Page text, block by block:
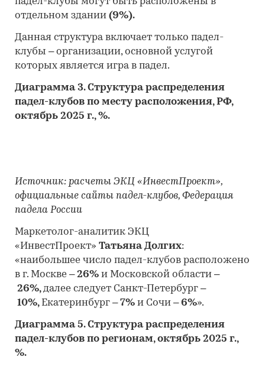
отдельном здании (9%).
Данная структура включает только падел-
клубы – организации, основной услугой
которых является игра в падел.
Диаграмма 3. Структура распределения
падел-клубов по месту расположения, РФ,
октябрь 2025 г., %.
Источник: расчеты ЭКЦ «ИнвестПроект»,
официальные сайты падел-клубов, Федерация
падела России
Маркетолог-аналитик ЭКЦ
«ИнвестПроект» Татьяна Долгих:
«наибольшее число падел-клубов расположено
в г. Москве –26% и Московской области –
26%,далее следует Санкт-Петербург –
10%, Екатеринбург –7% и Сочи –6%».
Диаграмма 5. Структура распределения
падел-клубов по регионам, октябрь 2025 г.,
%.